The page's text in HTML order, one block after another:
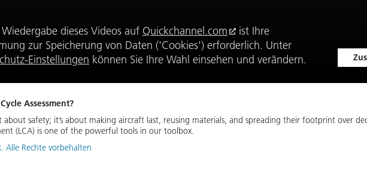
dieses Videos auf Quickchannel.com
ist Ihre
zur Speicherung von Daten ('Cookies') erforderlich. Unter
Einstellungen können Sie Ihre Wahl einsehen und verändern.
Assessment?
about safety; it’s about making aircraft last, reusing materials, and spreading their footprint over
(LCA) is one of the powerful tools in our toolbox.
Alle Rechte vorbehalten